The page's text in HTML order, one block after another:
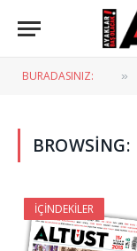
BURADASINIZ: »
BROWSING:
İÇINDEKILER